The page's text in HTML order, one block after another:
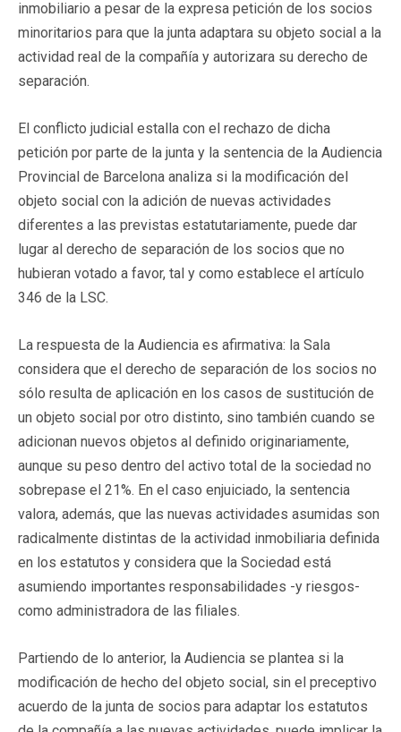
inmobiliario a pesar de la expresa petición de los socios
minoritarios para que la junta adaptara su objeto social a la
actividad real de la compañía y autorizara su derecho de
separación.
El conflicto judicial estalla con el rechazo de dicha
petición por parte de la junta y la sentencia de la Audiencia
Provincial de Barcelona analiza si la modificación del
objeto social con la adición de nuevas actividades
diferentes a las previstas estatutariamente, puede dar
lugar al derecho de separación de los socios que no
hubieran votado a favor, tal y como establece el artículo
346 de la LSC.
La respuesta de la Audiencia es afirmativa: la Sala
considera que el derecho de separación de los socios no
sólo resulta de aplicación en los casos de sustitución de
un objeto social por otro distinto, sino también cuando se
adicionan nuevos objetos al definido originariamente,
aunque su peso dentro del activo total de la sociedad no
sobrepase el 21%. En el caso enjuiciado, la sentencia
valora, además, que las nuevas actividades asumidas son
radicalmente distintas de la actividad inmobiliaria definida
en los estatutos y considera que la Sociedad está
asumiendo importantes responsabilidades -y riesgos-
como administradora de las filiales.
Partiendo de lo anterior, la Audiencia se plantea si la
modificación de hecho del objeto social, sin el preceptivo
acuerdo de la junta de socios para adaptar los estatutos